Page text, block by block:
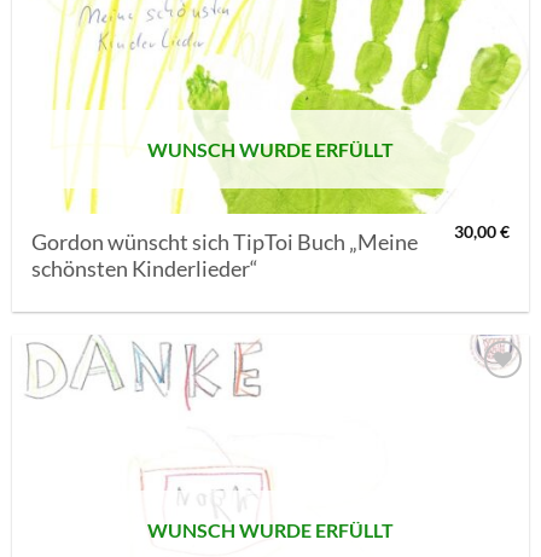
AUF MEINE
MERKLISTE
SETZEN
WUNSCH WURDE ERFÜLLT
Gordon wünscht sich TipToi Buch „Meine
schönsten Kinderlieder“
30,00€
WUNSCH WURDE ERFÜLLT